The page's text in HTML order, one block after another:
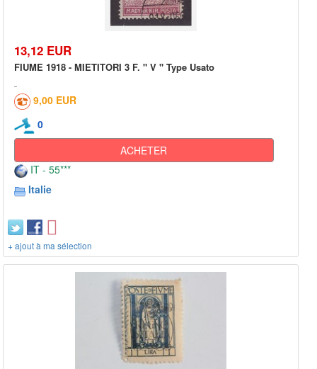
13,12 EUR
FIUME 1918 - MIETITORI 3 F. " V " Type Usato
9,00 EUR
0
ACHETER
IT - 55***
Italie
+ ajout à ma sélection